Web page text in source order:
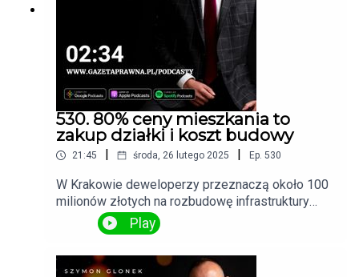
530. 80% ceny mieszkania to
zakup działki i koszt budowy
21:45 | środa, 26 lutego 2025 | Ep. 530
W Krakowie deweloperzy przeznaczą około 100
milionów złotych na rozbudowę infrastruktury
drogowej. To wynik porozumienia pomiędzy
miastem a trzema firmami deweloperskimi:
Westa Investments, Atal i Inter-Bud. Inwestycja ta
ma poprawić komunikację na Klinach, jednym z
Play